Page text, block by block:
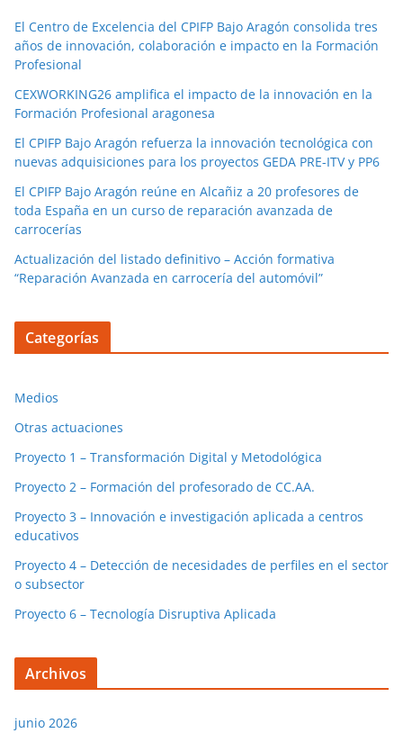
El Centro de Excelencia del CPIFP Bajo Aragón consolida tres
años de innovación, colaboración e impacto en la Formación
Profesional
CEXWORKING26 amplifica el impacto de la innovación en la
Formación Profesional aragonesa
El CPIFP Bajo Aragón refuerza la innovación tecnológica con
nuevas adquisiciones para los proyectos GEDA PRE-ITV y PP6
El CPIFP Bajo Aragón reúne en Alcañiz a 20 profesores de
toda España en un curso de reparación avanzada de
carrocerías
Actualización del listado definitivo – Acción formativa
“Reparación Avanzada en carrocería del automóvil”
Categorías
Medios
Otras actuaciones
Proyecto 1 – Transformación Digital y Metodológica
Proyecto 2 – Formación del profesorado de CC.AA.
Proyecto 3 – Innovación e investigación aplicada a centros
educativos
Proyecto 4 – Detección de necesidades de perfiles en el sector
o subsector
Proyecto 6 – Tecnología Disruptiva Aplicada
Archivos
junio 2026